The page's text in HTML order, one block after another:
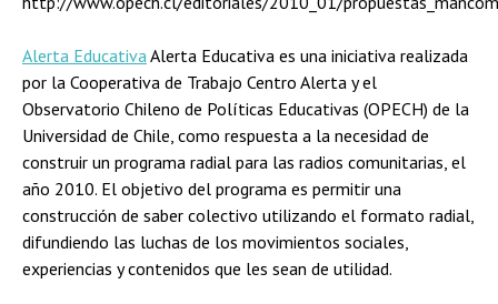
Alerta EducativaAlerta Educativa es una iniciativa realizada
por la Cooperativa de Trabajo Centro Alerta y el
Observatorio Chileno de Políticas Educativas (OPECH) de la
Universidad de Chile, como respuesta a la necesidad de
construir un programa radial para las radios comunitarias, el
año 2010. El objetivo del programa es permitir una
construcción de saber colectivo utilizando el formato radial,
difundiendo las luchas de los movimientos sociales,
experiencias y contenidos que les sean de utilidad.